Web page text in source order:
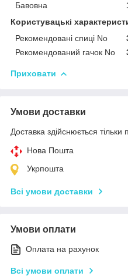
Бавовна
Користувацькі
Рекомендовані спиці No
Рекомендований гачок No
Приховати
Умови доставки
Доставка здійснюється тільки
Нова Пошта
Укрпошта
Всі умови доставки
Умови оплати
Оплата на рахунок
Всі умови оплати